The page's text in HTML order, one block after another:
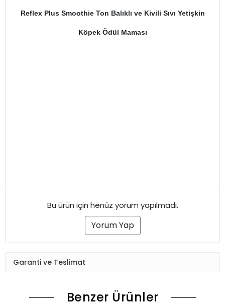
Reflex Plus Smoothie Ton Balıklı ve Kivili Sıvı Yetişkin
Köpek Ödül Maması
Bu ürün için henüz yorum yapılmadı.
Yorum Yap
Garanti ve Teslimat
Benzer Ürünler